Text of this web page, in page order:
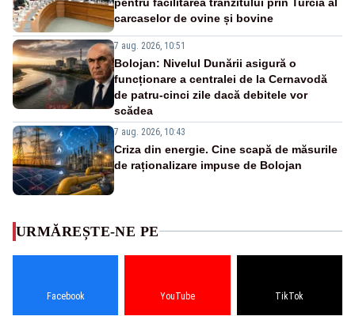
carcaselor de ovine și bovine
7 aug. 2026, 10:51
Bolojan: Nivelul Dunării asigură o
funcționare a centralei de la Cernavodă
de patru-cinci zile dacă debitele vor
scădea
7 aug. 2026, 10:43
Criza din energie. Cine scapă de măsurile
de raționalizare impuse de Bolojan
URMĂREȘTE-NE PE
Facebook YouTube TikTok